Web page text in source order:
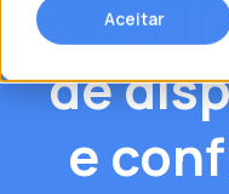
Aceitar
de
e